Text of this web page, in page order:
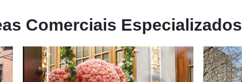
Comerciais Especializados